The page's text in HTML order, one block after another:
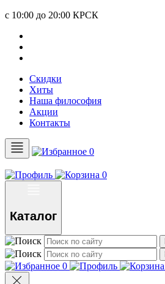
c 10:00 до 20:00 КРСК
Скидки
Хиты
Наша философия
Акции
Контакты
0
0
Каталог
0